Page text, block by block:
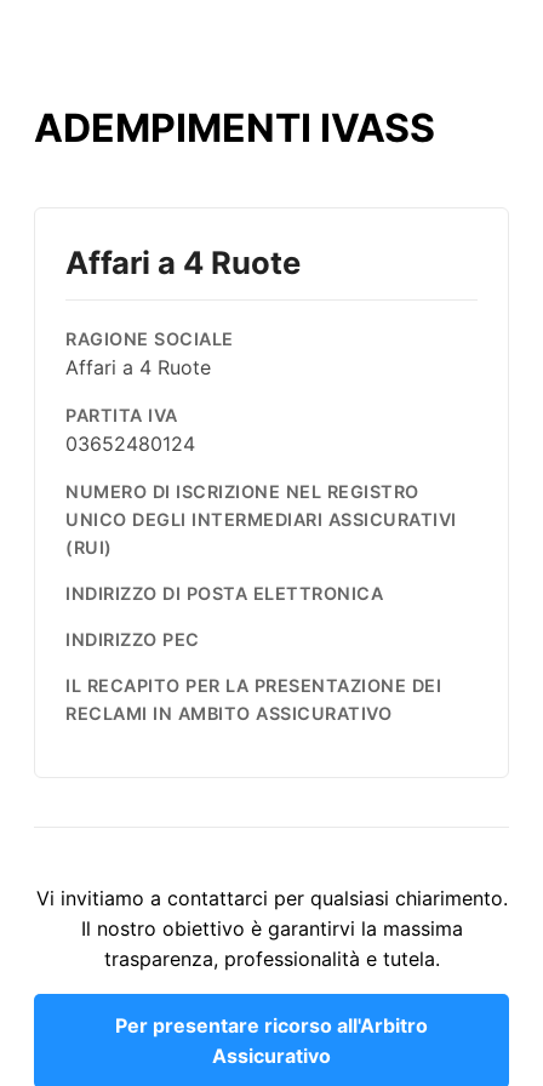
ADEMPIMENTI IVASS
Affari a 4 Ruote
RAGIONE SOCIALE
Affari a 4 Ruote
PARTITA IVA
03652480124
NUMERO DI ISCRIZIONE NEL REGISTRO
UNICO DEGLI INTERMEDIARI ASSICURATIVI
(RUI)
INDIRIZZO DI POSTA ELETTRONICA
INDIRIZZO PEC
IL RECAPITO PER LA PRESENTAZIONE DEI
RECLAMI IN AMBITO ASSICURATIVO
Vi invitiamo a contattarci per qualsiasi chiarimento.
Il nostro obiettivo è garantirvi la massima
trasparenza, professionalità e tutela.
Per presentare ricorso all'Arbitro
Assicurativo